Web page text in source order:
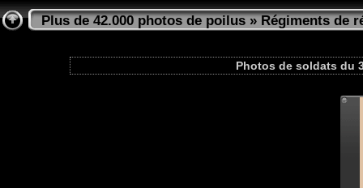
Plus de 42.000 photos de poilus»Régiments de
Photos de soldats du